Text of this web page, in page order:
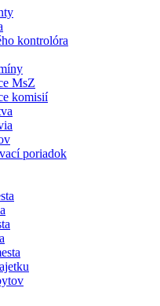
kontrolóra
MsZ
komisií
poriadok